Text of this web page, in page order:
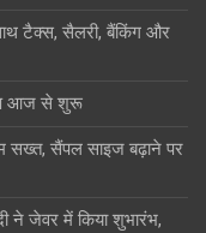
टैक्स, सैलरी, बैंकिंग और
आज से शुरू
सख्त, सैंपल साइज बढ़ाने पर
ने जेवर में किया शुभारंभ,